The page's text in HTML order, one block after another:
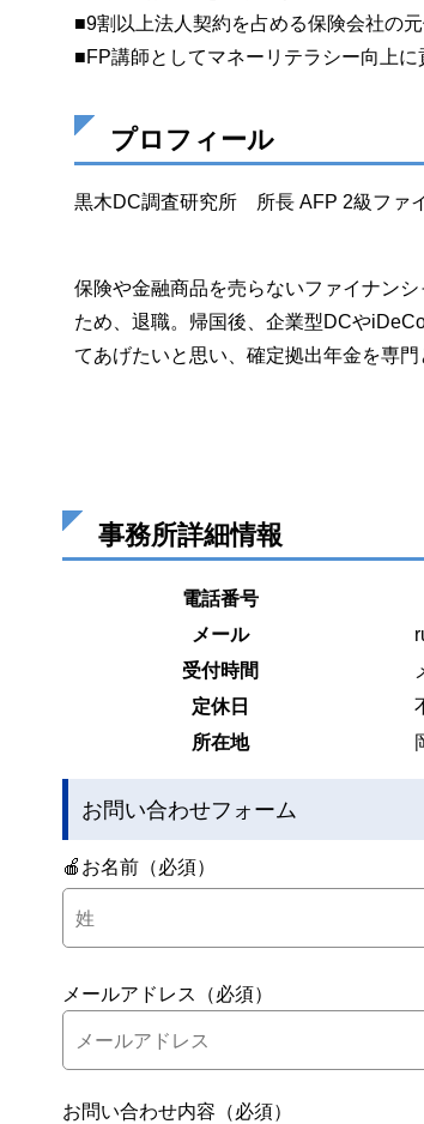
■9割以上法人契約を占める保険会社の
■FP講師としてマネーリテラシー向上に
プロフィール
黒木DC調査研究所 所長 AFP 2級ファ
保険や金融商品を売らないファイナン
ため、退職。帰国後、企業型DCや
てあげたいと思い、確定拠出年金を専
事務所詳細情報
電話番号
メール
受付時間
定休日
所在地
お問い合わせフォーム
🍎お名前（必須）
メールアドレス（必須）
お問い合わせ内容（必須）